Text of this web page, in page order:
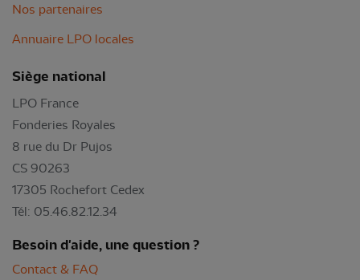
Nos partenaires
Annuaire LPO locales
Siège national
LPO France
Fonderies Royales
8 rue du Dr Pujos
CS 90263
17305 Rochefort Cedex
Tél: 05.46.82.12.34
Besoin d'aide, une question ?
Contact & FAQ